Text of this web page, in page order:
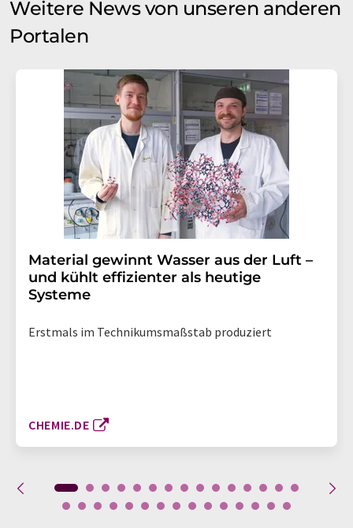
Weitere News von unseren anderen
Portalen
Material gewinnt Wasser aus der Luft –
und kühlt effizienter als heutige
Systeme
Erstmals im Technikumsmaßstab produziert
CHEMIE.DE